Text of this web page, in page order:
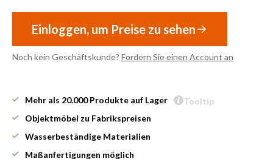
Einloggen, um Preise zu sehen
Noch kein Geschäftskunde? Fordern Sie einen Account an
Mehr als 20.000 Produkte auf Lager
Tooltip
Objektmöbel zu Fabrikspreisen
Wasserbeständige Materialien
Maßanfertigungen möglich